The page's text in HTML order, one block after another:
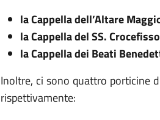
la Cappella dell’Altare
la Cappella del SS.
la Cappella dei Beati
Inoltre, ci sono quattro porticine
rispettivamente: